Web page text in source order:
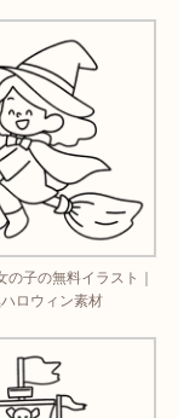
の子の無料イラスト｜
ロウィン素材